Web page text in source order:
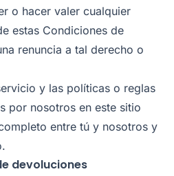
o hacer valer cualquier
estas Condiciones de
renuncia a tal derecho o
y las políticas o reglas
por nosotros en este sitio
entre tú y nosotros y
devoluciones